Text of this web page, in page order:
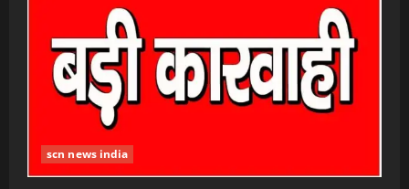
scn news india